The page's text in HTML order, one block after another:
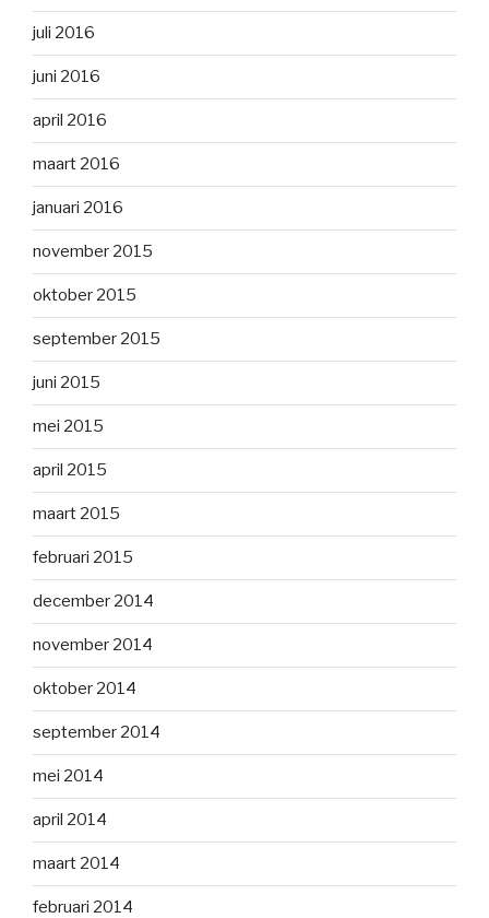
juli 2016
juni 2016
april 2016
maart 2016
januari 2016
november 2015
oktober 2015
september 2015
juni 2015
mei 2015
april 2015
maart 2015
februari 2015
december 2014
november 2014
oktober 2014
september 2014
mei 2014
april 2014
maart 2014
februari 2014